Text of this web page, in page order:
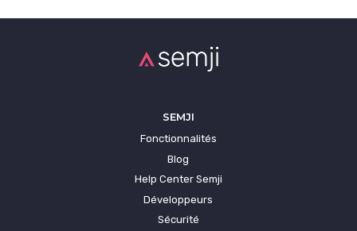
SEMJI
Fonctionnalités
Blog
Help Center Semji
Développeurs
Sécurité